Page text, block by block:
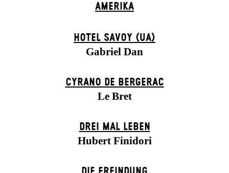
AMERIKA
HOTEL SAVOY (UA)
Gabriel Dan
CYRANO DE BERGERAC
Le Bret
DREI MAL LEBEN
Hubert Finidori